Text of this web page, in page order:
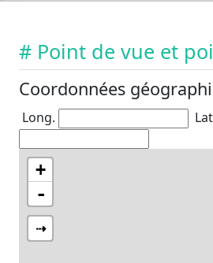
# Point de vue et
Coordonnées
Long.
+
-
⇢